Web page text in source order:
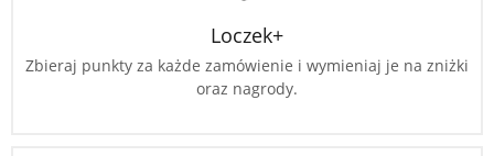
Loczek+
Zbieraj punkty za każde zamówienie i wymieniaj je na zniżki
oraz nagrody.